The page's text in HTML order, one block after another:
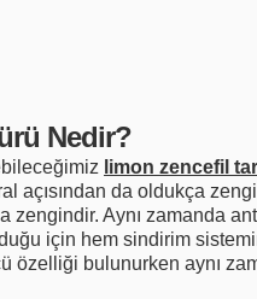
Nedir?
limon zencefil
açısından da oldukça
zengindir. Aynı zamanda
için hem sindirim
özelliği bulunurken aynı